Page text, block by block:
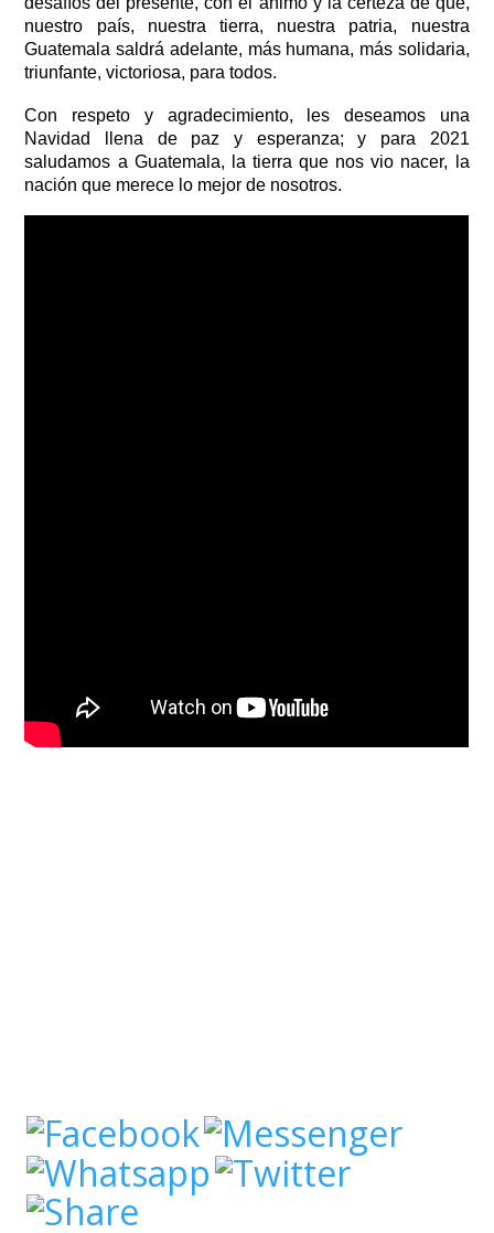
nuestro país, nuestra tierra, nuestra patria, nuestra
Guatemala saldrá adelante, más humana, más solidaria,
triunfante, victoriosa, para todos.
Con respeto y agradecimiento, les deseamos una
Navidad llena de paz y esperanza; y para 2021
saludamos a Guatemala, la tierra que nos vio nacer, la
nación que merece lo mejor de nosotros.